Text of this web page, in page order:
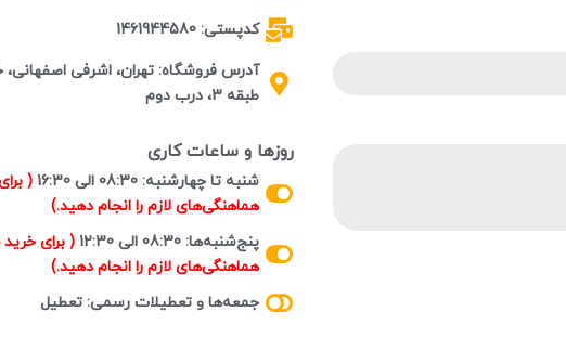
کدپستی: 1461944580
طبقه 3، درب دوم
روزها و ساعات کاری
شنبه تا چهارشنبه: 08:30 الی 16:30
(
هماهنگی‌های لازم را انجام دهید.)
پنج‌شنبه‌ها: 08:30 الی 12:30
( برای
هماهنگی‌های لازم را انجام دهید.)
جمعه‌ها و تعطیلات رسمی: تعطیل